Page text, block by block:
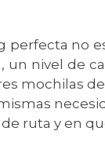
no
nivel de
mochilas
ruta y en